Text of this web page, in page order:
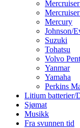
Mercury
Johnson/
Suzuki
Tohatsu
Volvo
Yanmar
Yamaha
Perkins
Litium batterier/
Sjømat
Musikk
Fra svunnen tid